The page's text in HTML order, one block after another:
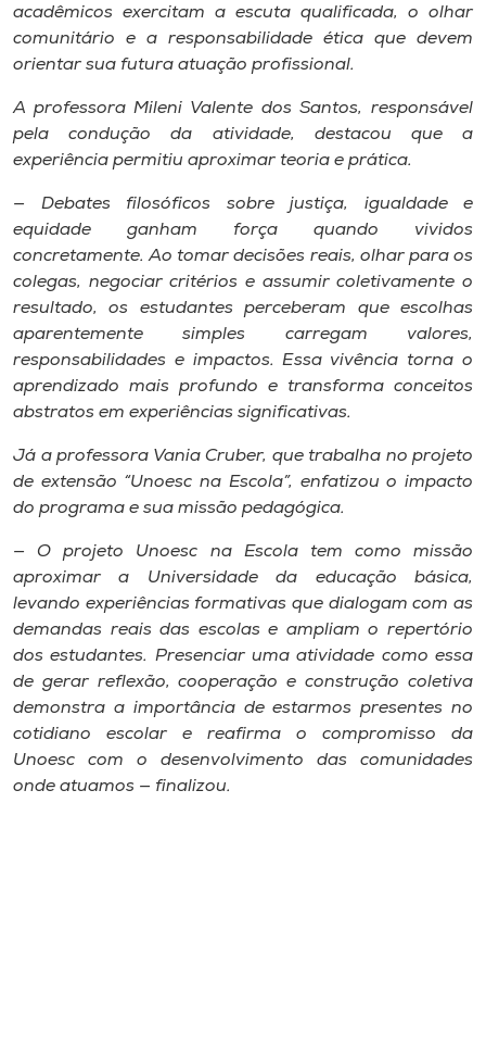
acadêmicos exercitam a escuta qualificada, o olhar
comunitário e a responsabilidade ética que devem
orientar sua futura atuação profissional.
A professora Mileni Valente dos Santos, responsável
pela condução da atividade, destacou que a
experiência permitiu aproximar teoria e prática.
— Debates filosóficos sobre justiça, igualdade e
equidade ganham força quando vividos
concretamente. Ao tomar decisões reais, olhar para os
colegas, negociar critérios e assumir coletivamente o
resultado, os estudantes perceberam que escolhas
aparentemente simples carregam valores,
responsabilidades e impactos. Essa vivência torna o
aprendizado mais profundo e transforma conceitos
abstratos em experiências significativas.
Já a professora Vania Cruber, que trabalha no projeto
de extensão “Unoesc na Escola”, enfatizou o impacto
do programa e sua missão pedagógica.
— O projeto Unoesc na Escola tem como missão
aproximar a Universidade da educação básica,
levando experiências formativas que dialogam com as
demandas reais das escolas e ampliam o repertório
dos estudantes. Presenciar uma atividade como essa
de gerar reflexão, cooperação e construção coletiva
demonstra a importância de estarmos presentes no
cotidiano escolar e reafirma o compromisso da
Unoesc com o desenvolvimento das comunidades
onde atuamos — finalizou.